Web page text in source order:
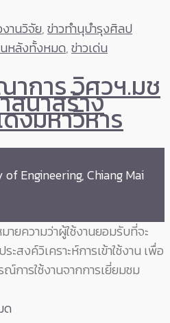
งานวิจัย,ข่าวทำนุบำรุงศิลป
นหลังทั้งหมด,ข่าวเด่น
การ วิศวฯ.มช
นาสร้าง
งมหาวิหาร
Engineering, Chiang Mai
ยความว่าผู้ใช้งานยอมรับที่จะ
สงค์วิเคราะห์การเข้าใช้งาน เพื่อ
การใช้งานจากการเยี่ยมชม
ด